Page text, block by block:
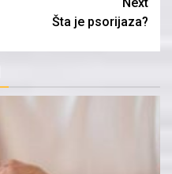
Next
Šta je psorijaza?